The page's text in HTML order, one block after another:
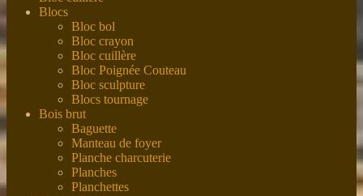
Blocs
Bloc bol
Bloc crayon
Bloc cuillère
Bloc Poignée Couteau
Bloc sculpture
Blocs tournage
Bois brut
Baguette
Manteau de foyer
Planche charcuterie
Planches
Planchettes